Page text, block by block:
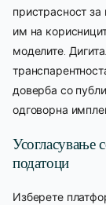
пристрасност
им на
моделите.
доверба со
одговорна
Усогласување
податоци
Изберете